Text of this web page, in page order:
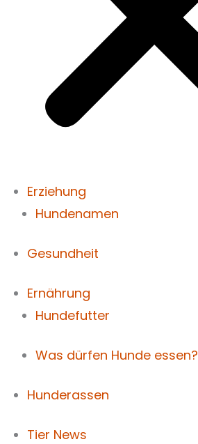
Erziehung
Hundenamen
Gesundheit
Ernährung
Hundefutter
Was dürfen Hunde essen?
Hunderassen
Tier News